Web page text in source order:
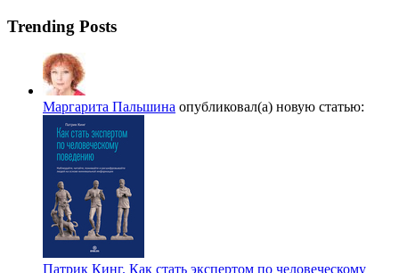
Trending Posts
Маргарита Пальшина опубликовал(а) новую статью:
Патрик Кинг. Как стать экспертом по человеческому